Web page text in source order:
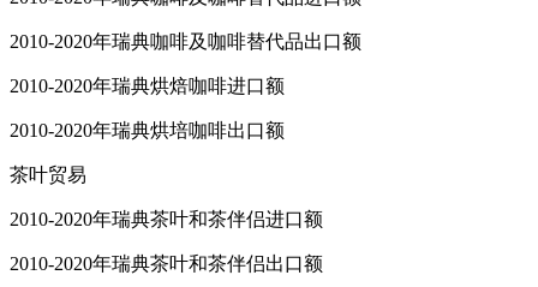
2010-2020年瑞典咖啡及咖啡替代品出口额
2010-2020年瑞典烘焙咖啡进口额
2010-2020年瑞典烘培咖啡出口额
茶叶贸易
2010-2020年瑞典茶叶和茶伴侣进口额
2010-2020年瑞典茶叶和茶伴侣出口额